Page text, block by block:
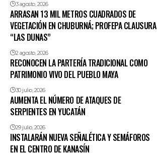
3 agosto, 2026
ARRASAN 13 MIL METROS CUADRADOS DE
VEGETACIÓN EN CHUBURNÁ; PROFEPA CLAUSURA
“LAS DUNAS”
2 agosto, 2026
RECONOCEN LA PARTERÍA TRADICIONAL COMO
PATRIMONIO VIVO DEL PUEBLO MAYA
30 julio, 2026
AUMENTA EL NÚMERO DE ATAQUES DE
SERPIENTES EN YUCATÁN
29 julio, 2026
INSTALARÁN NUEVA SEÑALÉTICA Y SEMÁFOROS
EN EL CENTRO DE KANASÍN